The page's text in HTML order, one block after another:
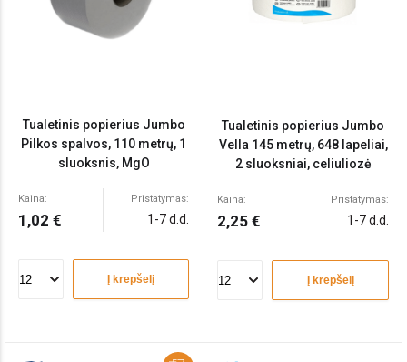
Tualetinis popierius Jumbo
Pilkos spalvos, 110 metrų, 1
sluoksnis, MgO
Kaina:
1,02 €
Pristatymas:
1-7 d.d.
Į krepšelį
Tualetinis popierius Jumbo
Vella 145 metrų, 648 lapeliai,
2 sluoksniai, celiuliozė
Kaina:
2,25 €
Pristatymas:
1-7 d.d.
Į krepšelį